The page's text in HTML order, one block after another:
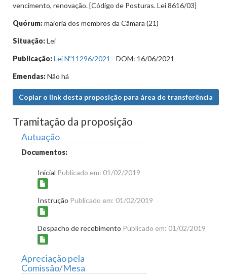
vencimento, renovação. [Código de Posturas. Lei 8616/03]
Quórum:maioria dos membros da Câmara (21)
Situação:Lei
Publicação:Lei Nº11296/2021 - DOM: 16/06/2021
Emendas:Não há
Copiar o link desta proposição para área de transferência
Tramitação da proposição
Autuação
Documentos:
Inicial Publicado em: 01/02/2019
Instrução Publicado em: 01/02/2019
Despacho de recebimento Publicado em: 01/02/2019
Apreciação pela
Comissão/Mesa